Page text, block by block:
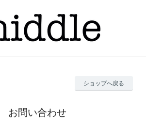
ショップへ戻る
お問い合わせ